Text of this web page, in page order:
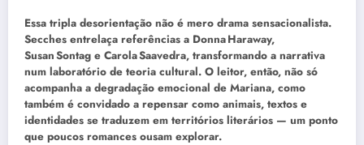
Essa tripla desorientação não é mero drama sensacionalista.
Secches entrelaça referências a Donna Haraway,
Susan Sontag e Carola Saavedra, transformando a narrativa
num laboratório de teoria cultural. O leitor, então, não só
acompanha a degradação emocional de Mariana, como
também é convidado a repensar como animais, textos e
identidades se traduzem em territórios literários — um ponto
que poucos romances ousam explorar.